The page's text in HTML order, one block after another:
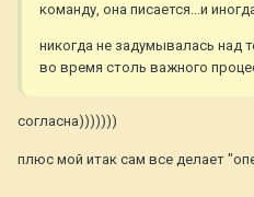
команду, она писается...и
никогда не задумывалась над
во время столь важного
согласна)))))))
плюс мой итак сам все делает